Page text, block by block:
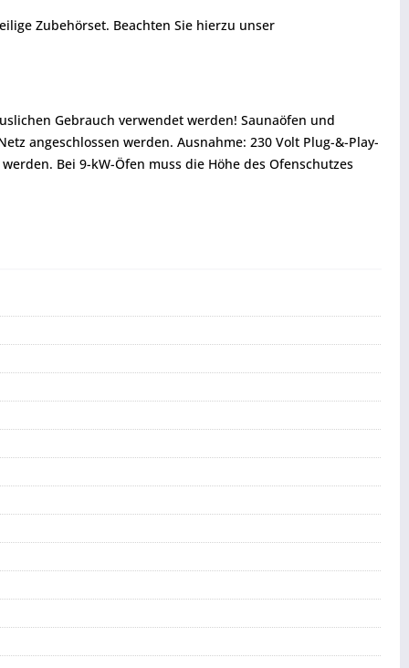
Zubehörset. Beachten Sie hierzu unser
Gebrauch verwendet werden! Saunaöfen und
angeschlossen werden. Ausnahme: 230 Volt Plug-&-Play-
Bei 9-kW-Öfen muss die Höhe des Ofenschutzes